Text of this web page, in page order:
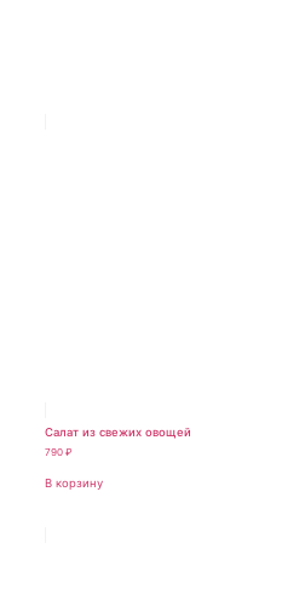
Салат из свежих овощей
790 ₽
В корзину